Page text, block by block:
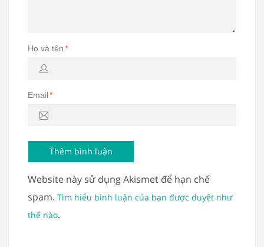
Họ và tên*
Email*
Website này sử dụng Akismet để hạn chế
spam. Tìm hiểu bình luận của bạn được duyệt như
thế nào.